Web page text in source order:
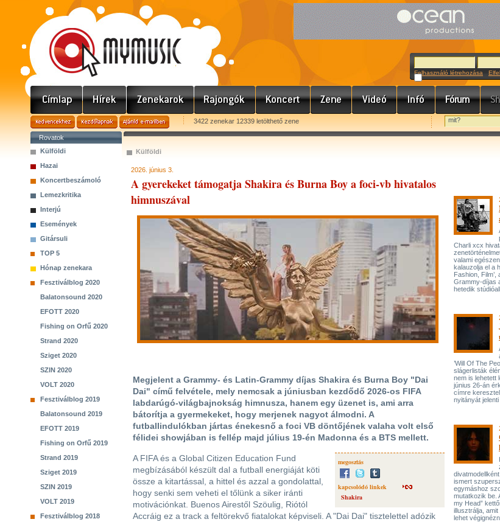
Felhasználó létrehozása
3422 zenekar 12339 letölthető zene
Rovatok
Külföldi
Hazai
Koncertbeszámoló
Lemezkritika
Interjú
Események
Gitársuli
TOP 5
Hónap zenekara
Fesztiválblog 2020
Balatonsound 2020
EFOTT 2020
Fishing on Orfű 2020
Strand 2020
Sziget 2020
SZIN 2020
VOLT 2020
Fesztiválblog 2019
Balatonsound 2019
EFOTT 2019
Fishing on Orfű 2019
Strand 2019
Sziget 2019
SZIN 2019
VOLT 2019
Fesztiválblog 2018
Külföldi
2026. június 3.
A gyerekeket támogatja Shakira és Burna Boy a foci-vb hivatalos
himnuszával
Megjelent a Grammy- és Latin-Grammy díjas Shakira és Burna Boy "Dai
Dai" című felvétele, mely nemcsak a júniusban kezdődő 2026-os FIFA
labdarúgó-világbajnokság himnusza, hanem egy üzenet is, ami arra
bátorítja a gyermekeket, hogy merjenek nagyot álmodni. A
futballindulókban jártas énekesnő a foci VB döntőjének valaha volt első
félidei showjában is fellép majd július 19-én Madonna és a BTS mellett.
megosztás
kapcsolódó linkek
Shakira
A FIFA és a Global Citizen Education Fund
megbízásából készült dal a futball energiáját köti
össze a kitartással, a hittel és azzal a gondolattal,
hogy senki sem veheti el tőlünk a siker iránti
motivációnkat. Buenos Airestől Szöulig, Riótól
Accráig ez a track a feltörekvő fiatalokat képviseli. A "Dai Dai" tisztelettel adózik
Charli xcx
valami
kalauzolja el a
Fashion,
Grammy-díjas
hetedik
’Will Of The
slágerlisták
nem is lehetett
június 26-án
címre
nyitányát jelenti
ismert
egymáshoz
mutatkozik be.
my Head”
illusztrálja,
lehet